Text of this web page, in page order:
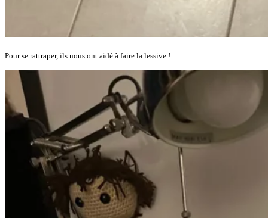
Pour se rattraper, ils nous ont aidé à faire la lessive !